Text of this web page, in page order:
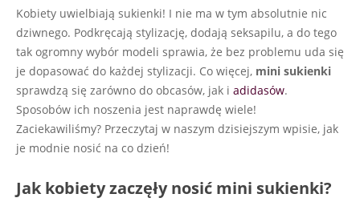
Kobiety uwielbiają sukienki! I nie ma w tym absolutnie nic
dziwnego. Podkręcają stylizację, dodają seksapilu, a do tego
tak ogromny wybór modeli sprawia, że bez problemu uda się
je dopasować do każdej stylizacji. Co więcej, mini sukienki
sprawdzą się zarówno do obcasów, jak i adidasów.
Sposobów ich noszenia jest naprawdę wiele!
Zaciekawiliśmy? Przeczytaj w naszym dzisiejszym wpisie, jak
je modnie nosić na co dzień!
Jak kobiety zaczęły nosić mini sukienki?